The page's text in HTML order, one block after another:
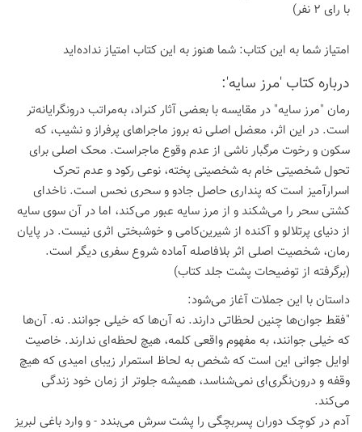
با رای 2 نفر)
امتیاز شما به این كتاب: شما هنوز به این كتاب امتیاز نداده‌اید
درباره كتاب 'مرز سایه':
رمان "مرز سایه" در مقایسه با بعضی آثار کنراد، به‌مراتب درونگرایانه‌تر
است. در این اثر، معضل اصلی نه بروز ماجراهای پرفراز و نشیب، که
سکون و رخوت مرگبار ناشی از عدم وقوع ماجراست. محک اصلی برای
تحول شخصیتی خام به شخصیتی پخته، نوعی رکود و عدم تحرک
اسرارآمیز است که پنداری حاصل جادو و سحری نحس است. ناخدای
کشتی سحر را می‌شکند و از مرز سایه عبور می‌کند، اما در آن سوی سایه
از دنیای پرتلالو و آکنده از شیرین‌کامی و خوشبختی اثری نیست. در پایان
رمان، شخصیت اصلی اثر بلافاصله آماده شروع سفری دیگر است.
(برگرفته از توضیحات پشت جلد کتاب)
داستان با این جملات آغاز می‌شود:
"فقط جوان‌ها چنین لحظاتی دارند. نه آن‌ها که خیلی جوانند. نه. آن‌ها
که خیلی جوانند، به مفهوم واقعی کلمه، هیچ لحظه‌ای ندارند. خاصیت
اوایل جوانی این است که شخص به لحاظ استمرار زیبای امیدی که هیچ
وقفه و درون‌نگری‌ای نمی‌شناسد، همیشه جلوتر از زمان خود زندگی
می‌کند.
آدم در کوچک دوران پسربچگی را پشت سرش می‌بندد - و وارد باغی لبریز